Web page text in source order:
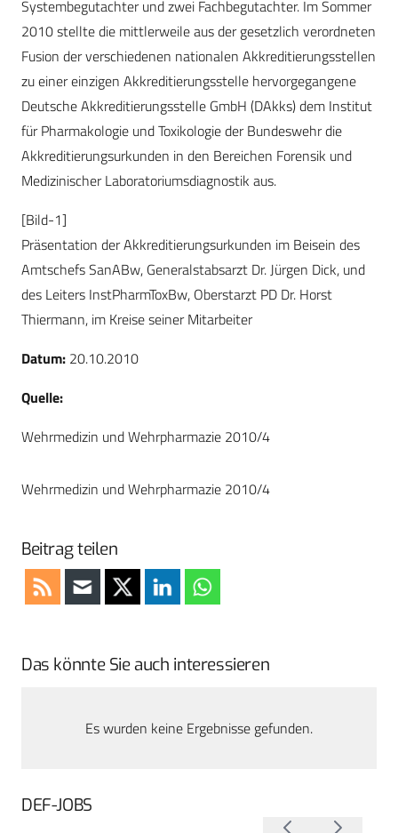
Systembegutachter und zwei Fachbegutachter. Im Sommer
2010 stellte die mittlerweile aus der gesetzlich verordneten
Fusion der verschiedenen nationalen Akkreditierungsstellen
zu einer einzigen Akkreditierungsstelle hervorgegangene
Deutsche Akkreditierungsstelle GmbH (DAkks) dem Institut
für Pharmakologie und Toxikologie der Bundeswehr die
Akkreditierungsurkunden in den Bereichen Forensik und
Medizinischer Laboratoriumsdiagnostik aus.
[Bild-1]
Präsentation der Akkreditierungsurkunden im Beisein des
Amtschefs SanABw, Generalstabsarzt Dr. Jürgen Dick, und
des Leiters InstPharmToxBw, Oberstarzt PD Dr. Horst
Thiermann, im Kreise seiner Mitarbeiter
Datum: 20.10.2010
Quelle:
Wehrmedizin und Wehrpharmazie 2010/4
Wehrmedizin und Wehrpharmazie 2010/4
Beitrag teilen
Das könnte Sie auch interessieren
Es wurden keine Ergebnisse gefunden.
DEF-JOBS